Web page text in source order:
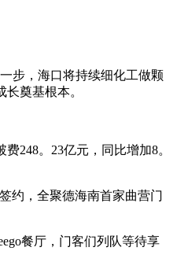
步，海口将持续细化工做颗
奠基根本。
248。23亿元，同比增加8。
约，全聚德海南首家曲营门
餐厅，门客们列队等待享